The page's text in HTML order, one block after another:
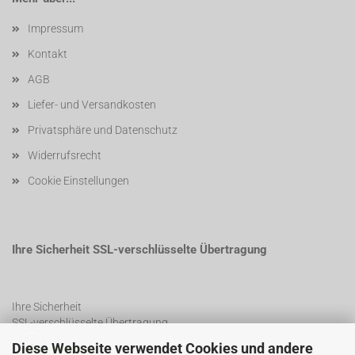
Diese Webseite verwendet Cookies und andere
Impressum
Kontakt
AGB
Liefer- und Versandkosten
Privatsphäre und Datenschutz
Widerrufsrecht
Cookie Einstellungen
Ihre Sicherheit SSL-verschlüsselte Übertragung
Ihre Sicherheit
SSL-verschlüsselte Übertragung